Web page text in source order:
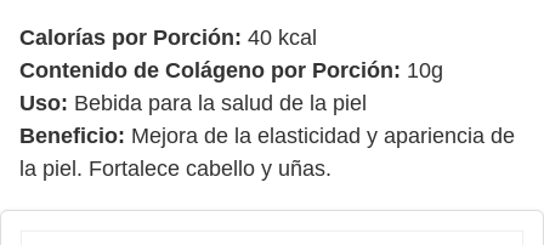
Calorías por Porción: 40 kcal
Contenido de Colágeno por Porción: 10g
Uso: Bebida para la salud de la piel
Beneficio: Mejora de la elasticidad y apariencia de
la piel. Fortalece cabello y uñas.